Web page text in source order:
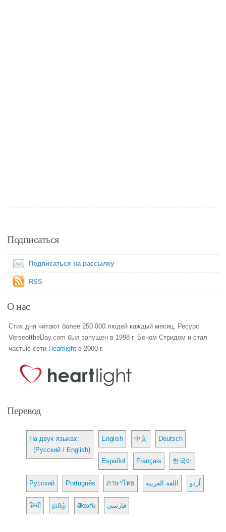
Подписаться
Подписаться на рассылку
RSS
О нас
Стих дня читают более 250 000 людей каждый месяц. Ресурс
VerseoftheDay.com был запущен в 1998 г. Беном Стридом и стал
частью сети Heartlight в 2000 г.
Перевод
На двух языках:
(Русский / English)
English 中文 Deutsch
Español Français 한국어
Русский Português ภาษาไทย اللغة العربية اُردو
हिन्दी தமிழ் తెలుగు فارسی